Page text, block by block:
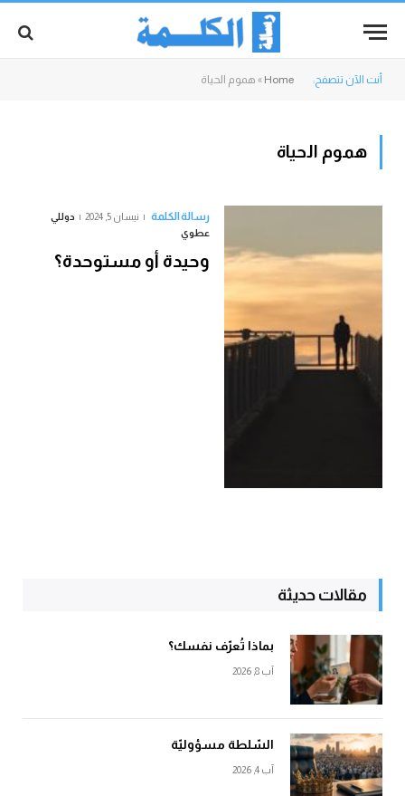
أنت الآن تتصفح: Home
» هموم الحياة
هموم الحياة
رسالة الكلمة نيسان 5, 2024
دوللي
عطوي
وحيدة أو مستوحدة؟
مقالات حديثة
بماذا تُعرّف نفسك؟
آب 8, 2026
السّلطة مسؤوليّة
آب 4, 2026